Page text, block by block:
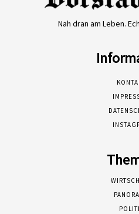
Nah dran am Leben.